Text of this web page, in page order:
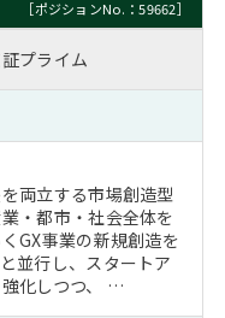
［ポジションNo.：59662］
プライム
両立する市場創造型
・都市・社会全体を
GX事業の新規創造を
並行し、スタートア
化しつつ、 …